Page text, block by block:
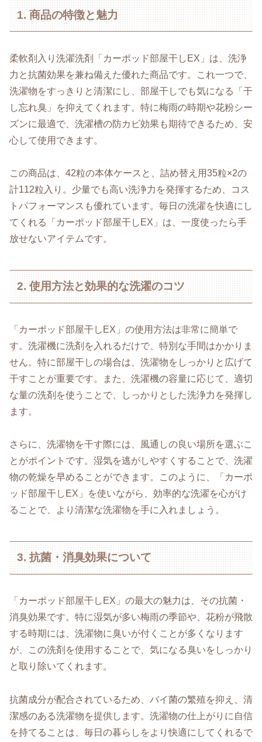
1. 商品の特徴と魅力
柔軟剤入り洗濯洗剤「カーポッド部屋干しEX」は、洗浄
力と抗菌効果を兼ね備えた優れた商品です。これ一つで、
洗濯物をすっきりと清潔にし、部屋干しでも気になる「干
し忘れ臭」を抑えてくれます。特に梅雨の時期や花粉シー
ズンに最適で、洗濯槽の防カビ効果も期待できるため、安
心して使用できます。
この商品は、42粒の本体ケースと、詰め替え用35粒×2の
計112粒入り。少量でも高い洗浄力を発揮するため、コス
トパフォーマンスも優れています。毎日の洗濯を快適にし
てくれる「カーポッド部屋干しEX」は、一度使ったら手
放せないアイテムです。
2. 使用方法と効果的な洗濯のコツ
「カーポッド部屋干しEX」の使用方法は非常に簡単で
す。洗濯機に洗剤を入れるだけで、特別な手間はかかりま
せん。特に部屋干しの場合は、洗濯物をしっかりと広げて
干すことが重要です。また、洗濯機の容量に応じて、適切
な量の洗剤を使うことで、しっかりとした洗浄力を発揮し
ます。
さらに、洗濯物を干す際には、風通しの良い場所を選ぶこ
とがポイントです。湿気を逃がしやすくすることで、洗濯
物の乾燥を早めることができます。このように、「カーポ
ッド部屋干しEX」を使いながら、効率的な洗濯を心がけ
ることで、より清潔な洗濯物を手に入れましょう。
3. 抗菌・消臭効果について
「カーポッド部屋干しEX」の最大の魅力は、その抗菌・
消臭効果です。特に湿気が多い梅雨の季節や、花粉が飛散
する時期には、洗濯物に臭いが付くことが多くなります
が、この洗剤を使用することで、気になる臭いをしっかり
と取り除いてくれます。
抗菌成分が配合されているため、バイ菌の繁殖を抑え、清
潔感のある洗濯物を提供します。洗濯物の仕上がりに自信
を持てることは、毎日の暮らしをより快適にしてくれるで